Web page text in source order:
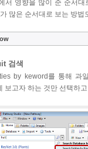
서 영향을 많이 준 순서
많은 순서대로 보는 방법
검색
by keword를 통해 과
보고자 하는 것만 선택하